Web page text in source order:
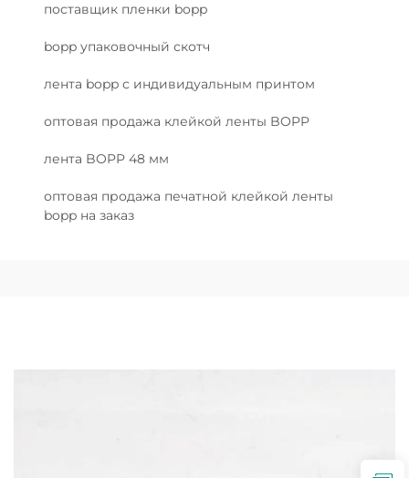
поставщик пленки bopp
bopp упаковочный скотч
лента bopp с индивидуальным принтом
оптовая продажа клейкой ленты BOPP
лента BOPP 48 мм
оптовая продажа печатной клейкой ленты
bopp на заказ